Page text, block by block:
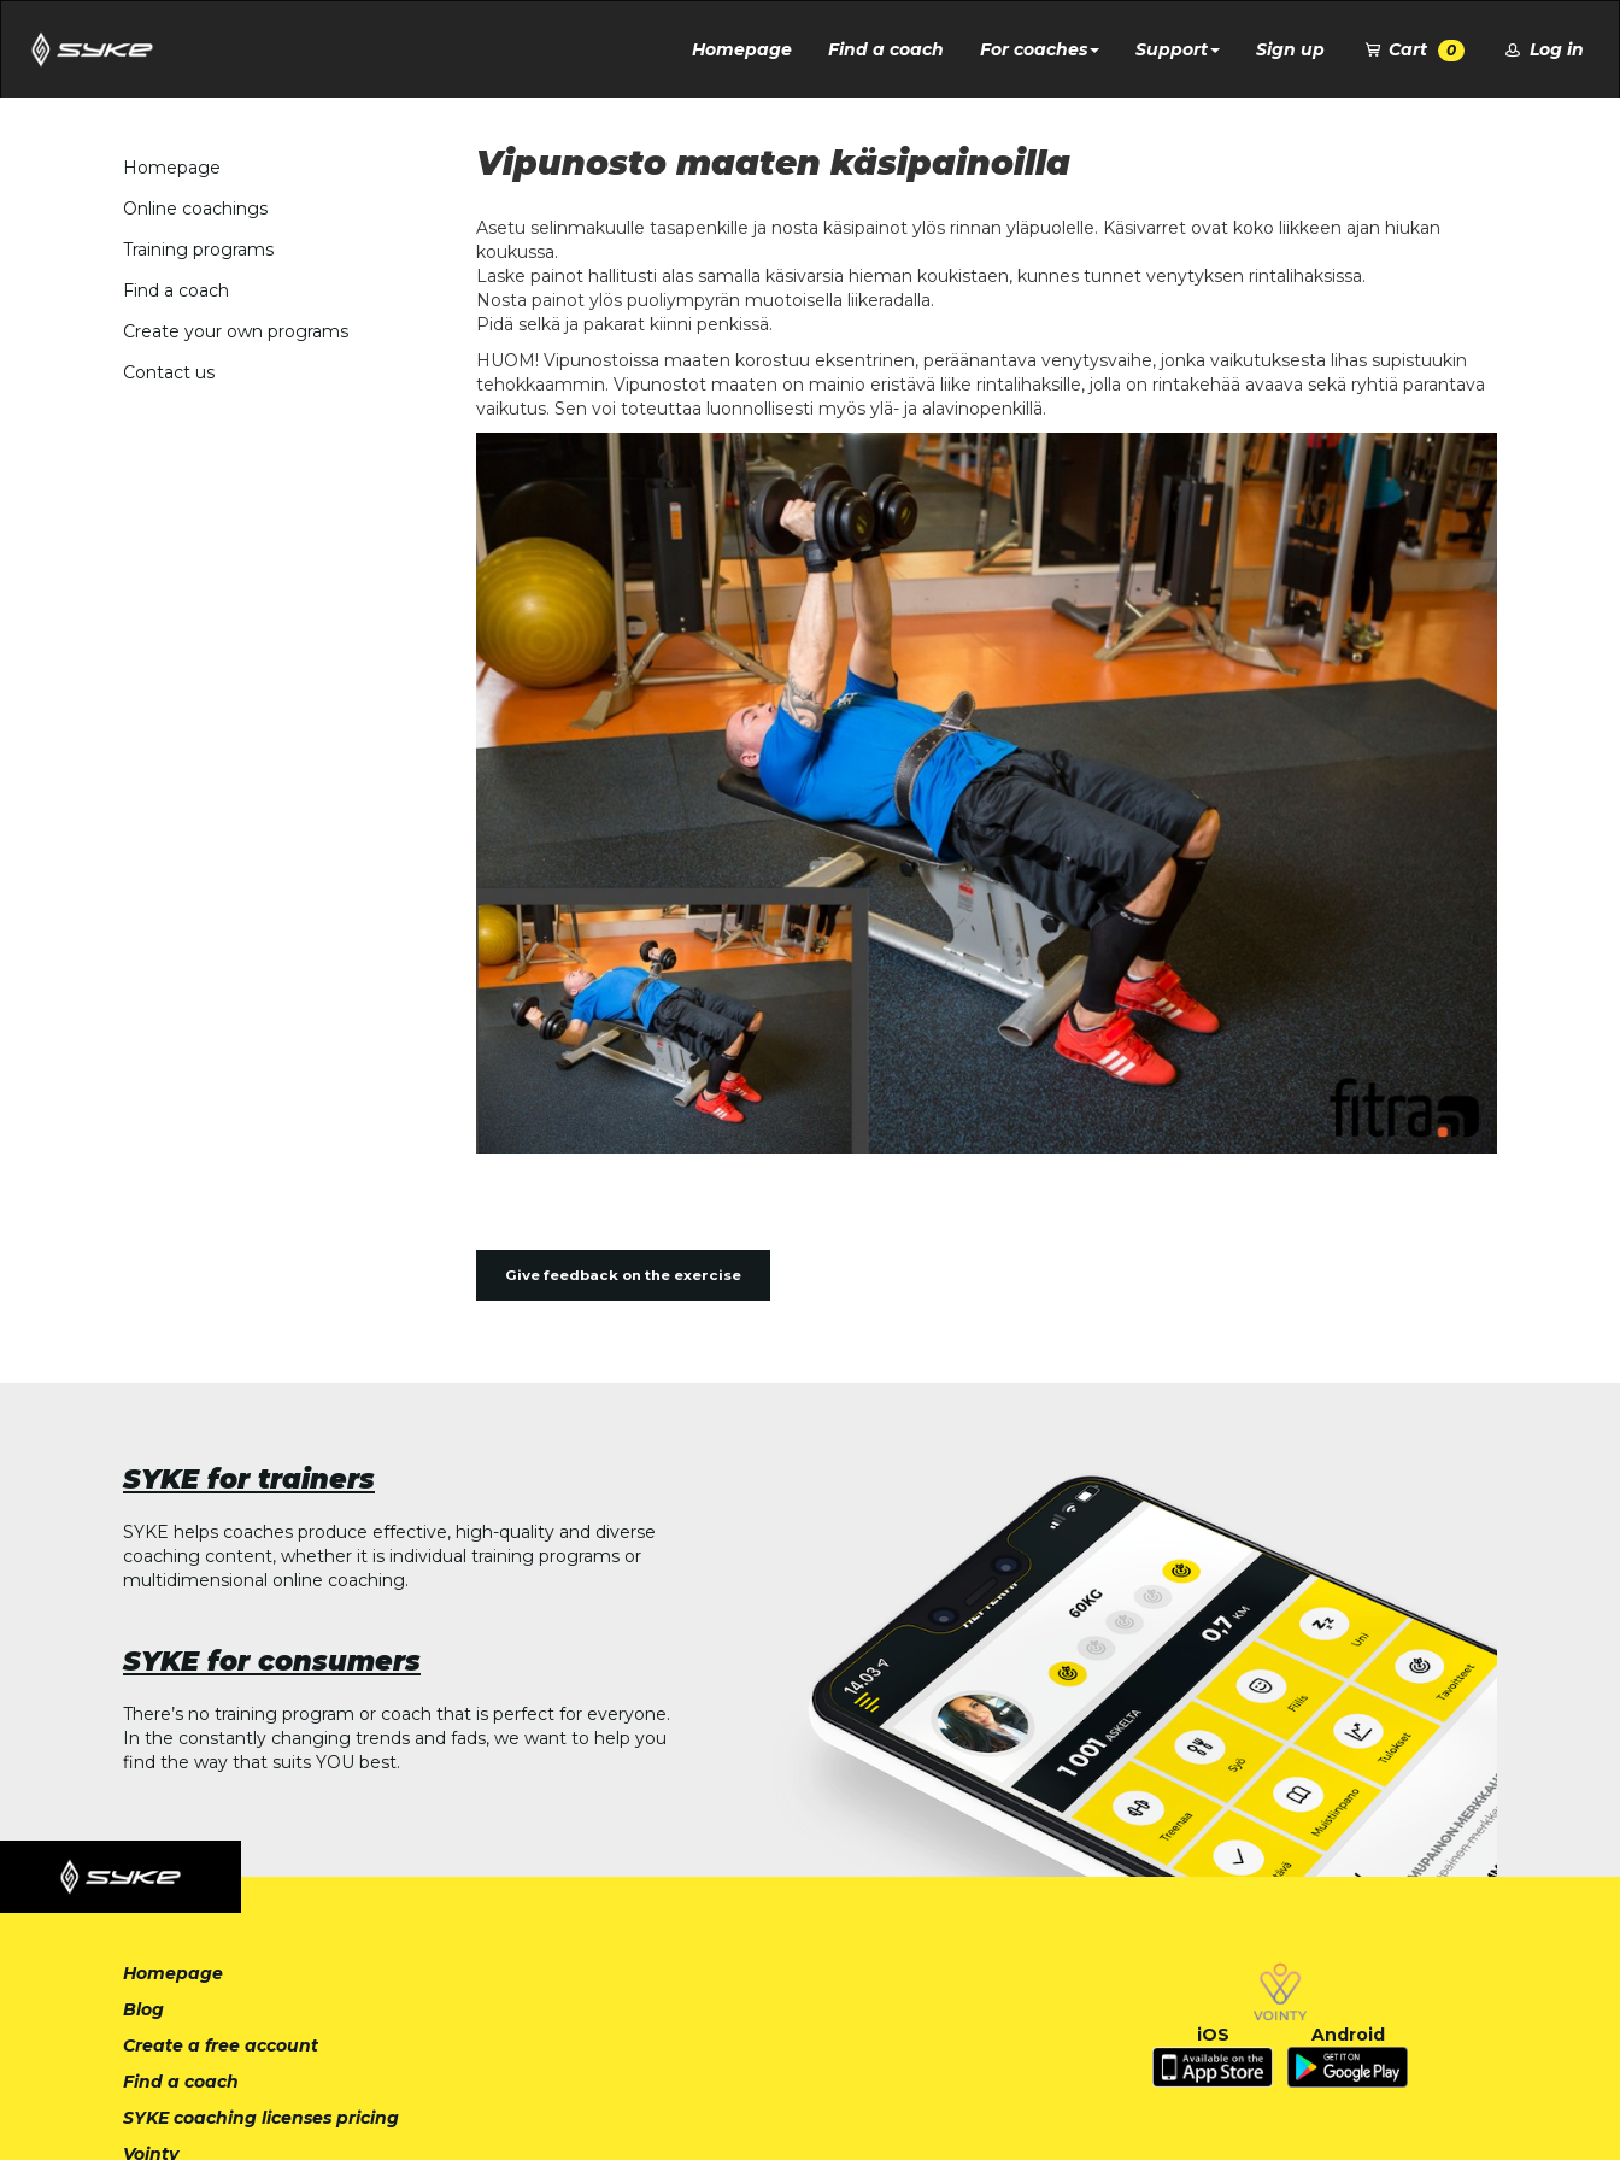
Homepage Find a coach For coaches Support Sign up Cart 0 Log in
Homepage
Online coachings
Training programs
Find a coach
Create your own programs
Contact us
Vipunosto maaten käsipainoilla
Asetu selinmakuulle tasapenkille ja nosta käsipainot ylös rinnan yläpuolelle. Käsivarret ovat koko liikkeen ajan hiukan
koukussa.
Laske painot hallitusti alas samalla käsivarsia hieman koukistaen, kunnes tunnet venytyksen rintalihaksissa.
Nosta painot ylös puoliympyrän muotoisella liikeradalla.
Pidä selkä ja pakarat kiinni penkissä.
HUOM! Vipunostoissa maaten korostuu eksentrinen, peräänantava venytysvaihe, jonka vaikutuksesta lihas supistuukin
tehokkaammin. Vipunostot maaten on mainio eristävä liike rintalihaksille, jolla on rintakehää avaava sekä ryhtiä parantava
vaikutus. Sen voi toteuttaa luonnollisesti myös ylä- ja alavinopenkillä.
Give feedback on the exercise
SYKE for trainers
SYKE helps coaches produce effective, high-quality and diverse
coaching content, whether it is individual training programs or
multidimensional online coaching.
SYKE for consumers
There’s no training program or coach that is perfect for everyone.
In the constantly changing trends and fads, we want to help you
find the way that suits YOU best.
Homepage
Blog
Create a free account
Find a coach
SYKE coaching licenses pricing
Vointy
iOS Android